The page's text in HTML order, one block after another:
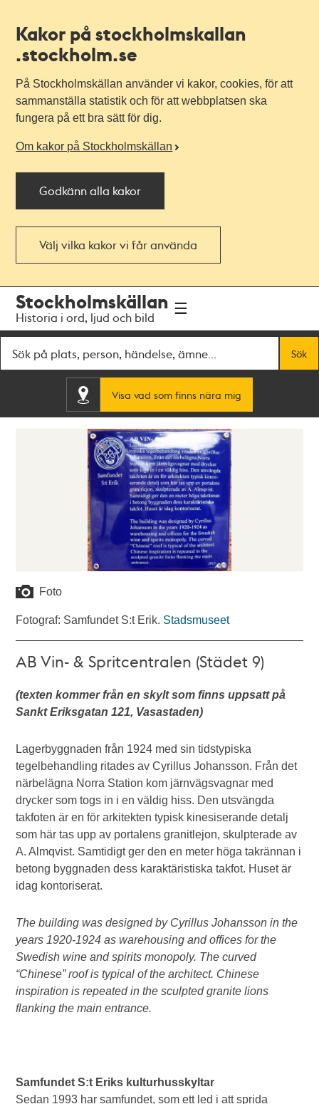
Kakor på stockholmskallan
.stockholm.se
På Stockholmskällan använder vi kakor, cookies, för att
sammanställa statistik och för att webbplatsen ska
fungera på ett bra sätt för dig.
Om kakor på Stockholmskällan
Godkänn alla kakor
Välj vilka kakor vi får använda
navigationen
huvudinnehållet
Stockholmskällan
Historia i ord, ljud och bild
Sök
Visa vad som finns nära mig
Foto
Fotograf: Samfundet S:t Erik. Stadsmuseet
AB Vin- & Spritcentralen (Städet 9)
(texten kommer från en skylt som finns uppsatt på
Sankt Eriksgatan 121, Vasastaden)
Lagerbyggnaden från 1924 med sin tidstypiska
tegelbehandling ritades av Cyrillus Johansson. Från det
närbelägna Norra Station kom järnvägsvagnar med
drycker som togs in i en väldig hiss. Den utsvängda
takfoten är en för arkitekten typisk kinesiserande detalj
som här tas upp av portalens granitlejon, skulpterade av
A. Almqvist. Samtidigt ger den en meter höga takrännan i
betong byggnaden dess karaktäristiska takfot. Huset är
idag kontoriserat.
The building was designed by Cyrillus Johansson in the
years 1920-1924 as warehousing and offices for the
Swedish wine and spirits monopoly. The curved
“Chinese” roof is typical of the architect. Chinese
inspiration is repeated in the sculpted granite lions
flanking the main entrance.
Samfundet S:t Eriks kulturhusskyltar
Sedan 1993 har samfundet, som ett led i att sprida